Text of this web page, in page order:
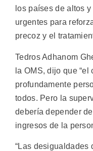
los países de altos
urgentes para
precoz y el
Tedros Adhanom
la OMS, dijo que
profundamente
todos. Pero la
debería depender
ingresos de la
“Las desigualdades